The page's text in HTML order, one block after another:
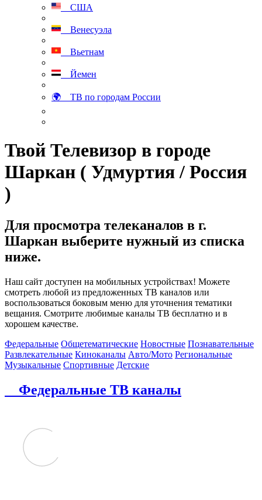
США
Венесуэла
Вьетнам
Йемен
🌍 ТВ по городам России
Твой Телевизор в городе
Шаркан ( Удмуртия / Россия
)
Для просмотра телеканалов в г.
Шаркан выберите нужный из списка
ниже.
Наш сайт доступен на мобильных устройствах! Можете
смотреть любой из предложенных ТВ каналов или
воспользоваться боковым меню для уточнения тематики
вещания. Смотрите любимые каналы ТВ бесплатно и в
хорошем качестве.
Федеральные Общетематические Новостные Познавательные
Развлекательные Киноканалы Авто/Мото Региональные
Музыкальные Спортивные Детские
Федеральные ТВ каналы